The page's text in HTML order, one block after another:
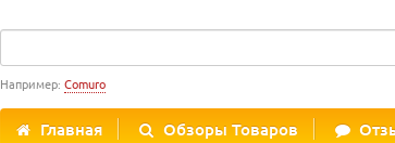
Например: Comuro
Главная Обзоры Товаров